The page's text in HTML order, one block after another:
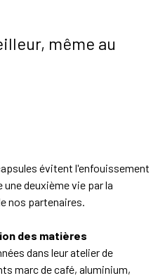
même au
évitent l'enfouissement
deuxième vie par la
nos partenaires.
des matières
dans leur atelier de
marc de café, aluminium,